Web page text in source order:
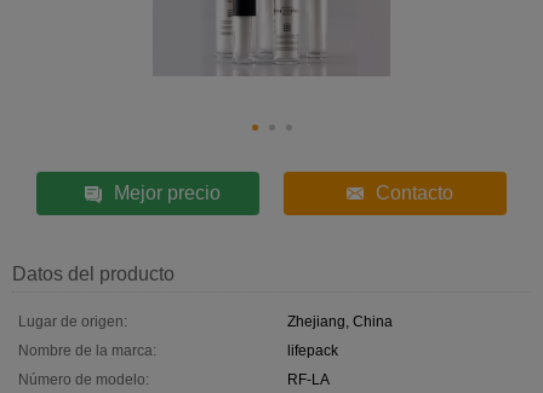
Mejor precio Contacto
Datos del producto
Lugar de origen:
Zhejiang, China
Nombre de la marca:
lifepack
Número de modelo:
RF-LA